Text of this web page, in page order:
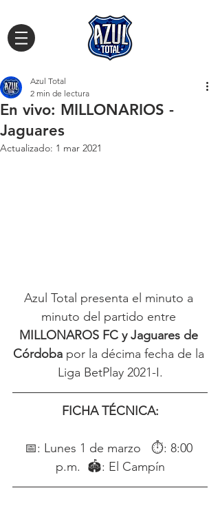
En vivo: MILLONARIOS -
Jaguares
Azul Total
2 min de lectura
Actualizado: 1 mar 2021
Azul Total presenta el minuto a
minuto del partido entre
MILLONAROS FC y Jaguares de
Córdoba por la décima fecha de la
Liga BetPlay 2021-I.
FICHA TÉCNICA:
📅: Lunes 1 de marzo   ⏱: 8:00
p.m.  🏟: El Campín